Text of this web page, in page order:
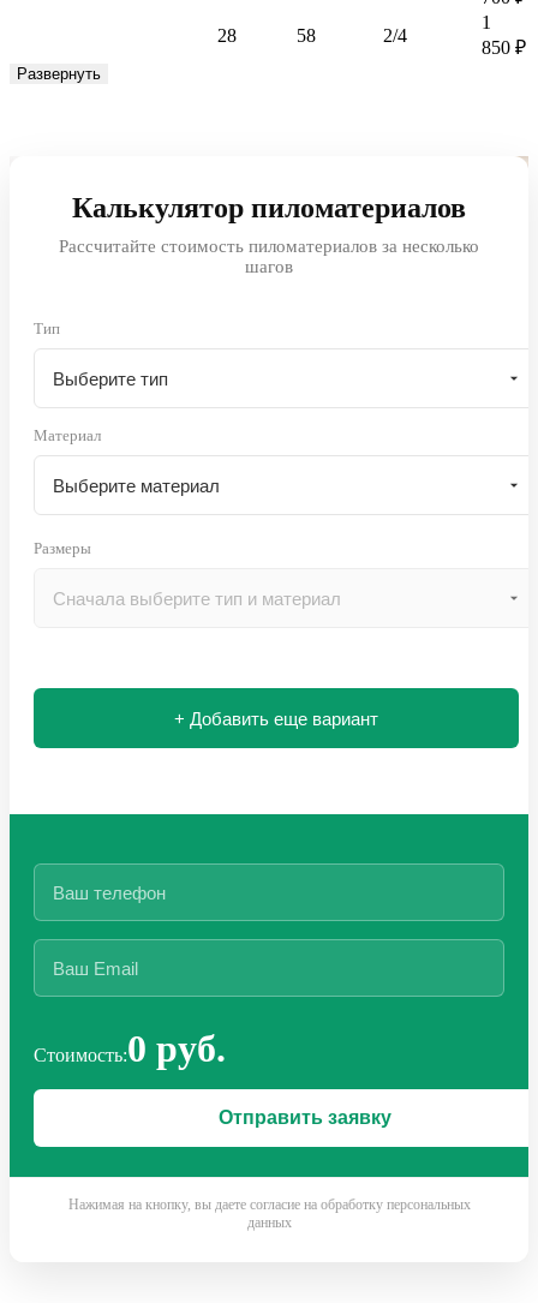
28
58 2/4
1
850 ₽
Развернуть
Калькулятор пиломатериалов
Рассчитайте стоимость пиломатериалов за несколько
шагов
Тип
Материал
Размеры
+ Добавить еще вариант
Стоимость:0 руб.
Нажимая на кнопку, вы даете согласие на обработку персональных
данных